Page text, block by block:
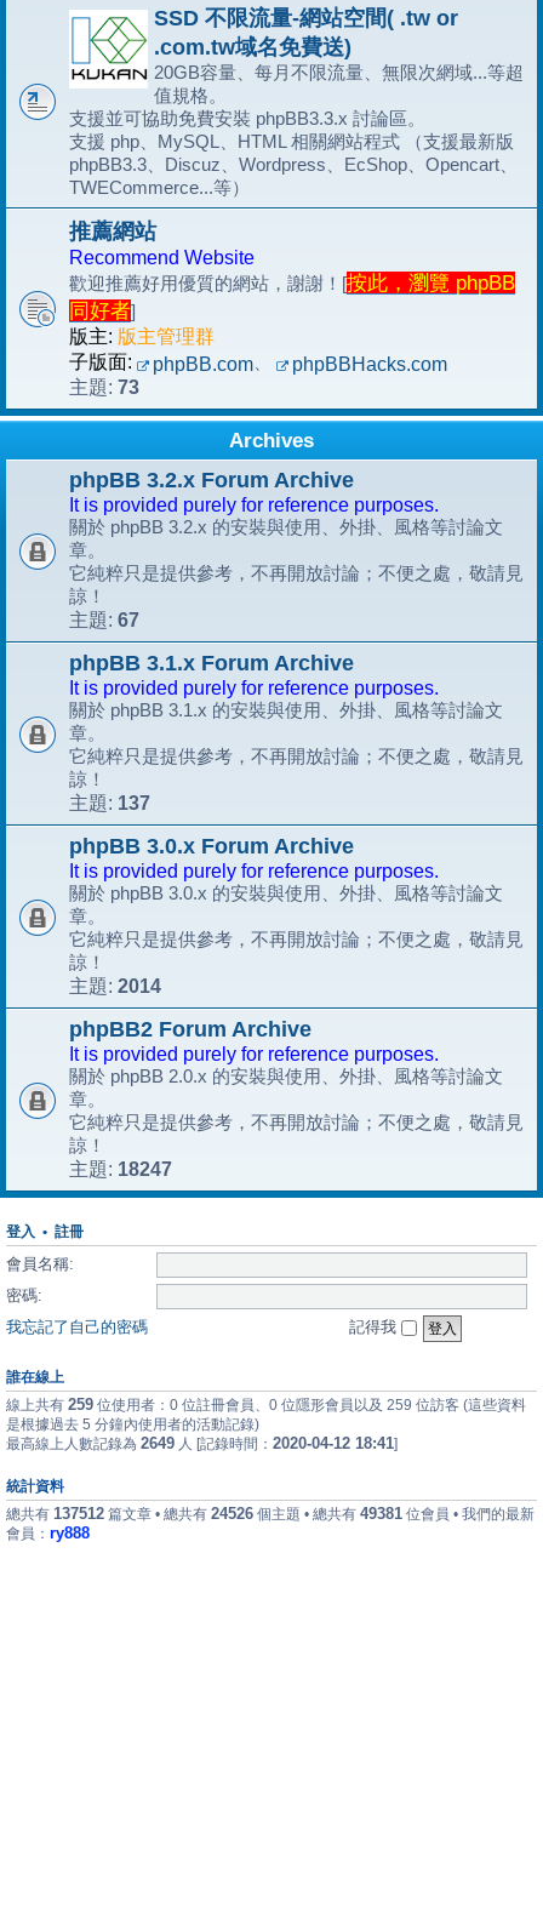
SSD 不限流量-網站空間( .tw or
.com.tw域名免費送)
20GB容量、每月不限流量、無限次網域...等超
值規格。
支援並可協助免費安裝 phpBB3.3.x 討論區。
支援 php、MySQL、HTML 相關網站程式 （支援最新版
phpBB3.3、Discuz、Wordpress、EcShop、Opencart、
TWECommerce...等）
推薦網站
Recommend Website
歡迎推薦好用優質的網站，謝謝！[按此，瀏覽 phpBB
同好者]
版主: 版主管理群
子版面:
phpBB.com、
phpBBHacks.com
主題: 73
Archives
phpBB 3.2.x Forum Archive
It is provided purely for reference purposes.
關於 phpBB 3.2.x 的安裝與使用、外掛、風格等討論文
章。
它純粹只是提供參考，不再開放討論；不便之處，敬請見
諒！
主題: 67
phpBB 3.1.x Forum Archive
It is provided purely for reference purposes.
關於 phpBB 3.1.x 的安裝與使用、外掛、風格等討論文
章。
它純粹只是提供參考，不再開放討論；不便之處，敬請見
諒！
主題: 137
phpBB 3.0.x Forum Archive
It is provided purely for reference purposes.
關於 phpBB 3.0.x 的安裝與使用、外掛、風格等討論文
章。
它純粹只是提供參考，不再開放討論；不便之處，敬請見
諒！
主題: 2014
phpBB2 Forum Archive
It is provided purely for reference purposes.
關於 phpBB 2.0.x 的安裝與使用、外掛、風格等討論文
章。
它純粹只是提供參考，不再開放討論；不便之處，敬請見
諒！
主題: 18247
登入 • 註冊
會員名稱:
密碼:
我忘記了自己的密碼
記得我
誰在線上
線上共有 259 位使用者：0 位註冊會員、0 位隱形會員以及 259 位訪客 (這些資料
是根據過去 5 分鐘內使用者的活動記錄)
最高線上人數記錄為 2649 人 [記錄時間： 2020-04-12 18:41]
統計資料
總共有 137512 篇文章 • 總共有 24526 個主題 • 總共有 49381 位會員 • 我們的最新
會員： ry888